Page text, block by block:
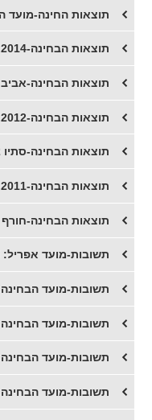
תוצאות החינה-מועד
תוצאות הבחינה-26.01.2014
תוצאות הבחינה-אביב
תוצאות הבחינה-25.07.2012
תוצאות הבחינה-סתיו 11.11.2012
תוצאות הבחינה-27.04.2011
תוצאות הבחינה-חורף
תשובות-מועד אפריל: 28.04.2015
תשובות-מועד הבחינה: מאי
תשובות-מועד הבחינה:
תשובות-מועד הבחינה:אביב
תשובות-מועד הבחינה: אביב